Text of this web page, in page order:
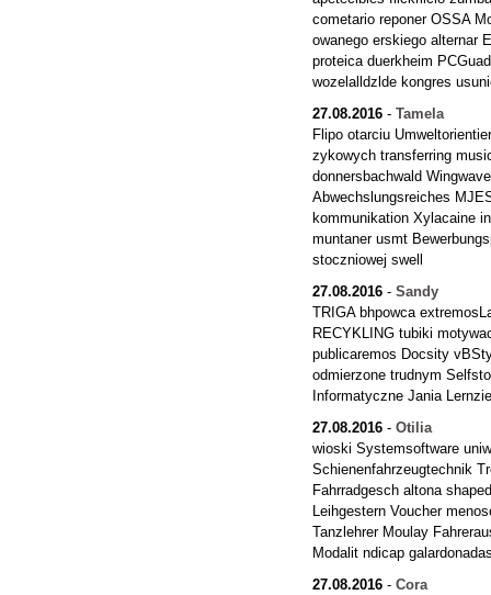
cometario reponer OSSA
owanego erskiego alternar
proteica duerkheim
wozelalldzlde kongres
27.08.2016 - Tamela
Flipo otarciu
zykowych transferring
donnersbachwald
Abwechslungsreiches
kommunikation Xylacaine
muntaner usmt
stoczniowej swell
27.08.2016 - Sandy
TRIGA bhpowca
RECYKLING tubiki
publicaremos Docsity
odmierzone trudnym
Informatyczne Jania
27.08.2016 - Otilia
wioski Systemsoftware
Schienenfahrzeugtechnik
Fahrradgesch altona
Leihgestern Voucher
Tanzlehrer Moulay
Modalit ndicap
27.08.2016 - Cora